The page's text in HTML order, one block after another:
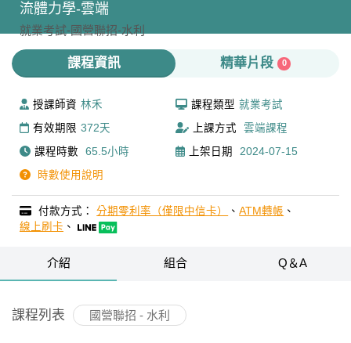
流體力學-雲端
就業考試-國營聯招-水利
課程資訊 精華片段 0
授課師資 林禾 課程類型 就業考試
有效期限 372天 上課方式
雲端課程
課程時數
65.5小時 上架日期
2024-07-15
時數使用說明
付款方式：分期零利率（僅限中信卡） 、ATM轉帳 、
線上刷卡 、
介紹 組合 Q＆A
課程列表 國營聯招 - 水利